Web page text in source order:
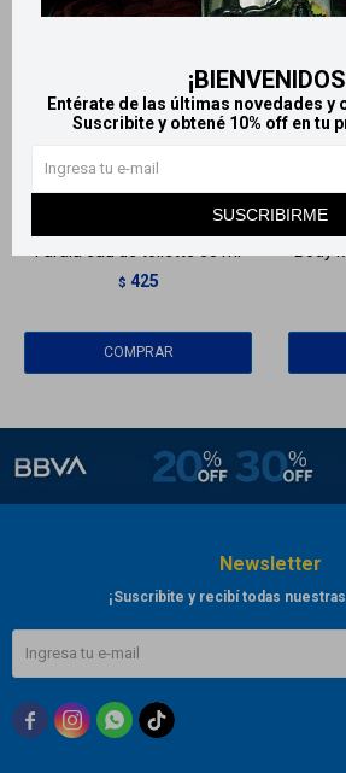
Entérate de las últimas novedades y
Suscribite y obtené 10% off en tu
SUSCRIBIRME
LlegaMAÑANA
$ 425
Newsletter
¡Suscribite y recibí todas
  